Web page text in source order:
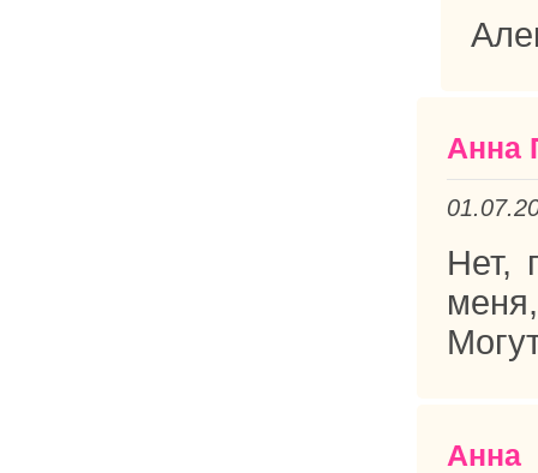
Анна
Нет,
меня,
Анна